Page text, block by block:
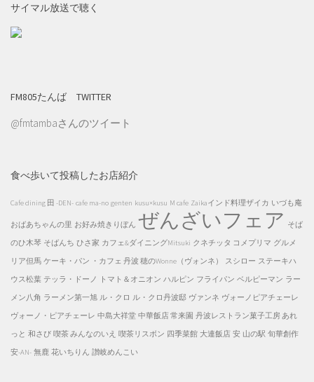
サイマル放送で聴く
FM805たんば TWITTER
@fmtambaさんのツイート
食べ歩いて投稿したお店紹介
Cafe dining 田 -DEN- cafe ma-no genten kusu×kusu M cafe Zaikaインド料理ザイカ いづも庵
おばあちゃんの里 お好み焼きりぼん ぜんざいフェア そば
のひ木琴 そばんち ひさ家 カフェ&ダイニングMitsuki クネチッタ コメプリマ グルメ
リア但馬 ケーキ・パン ・カフェ 丹波 穂のWonne（ヴォンネ） スシロー ステーキハ
ウス松葉 テッラ・ドーノ トマト＆オニオン ハルピン フライパン ベルピーマン ラー
メン八角 ラーメン第一旭 ル・クロ ル・クロ丹波邸 ヴァンネ ヴォーノピアチェーレ
ヴォーノ・ピアチェーレ 中島大祥堂 中華飯店 常来園 丹波レストラン菓子工房 あれ
っと 和さび 喫茶 みんなのいえ 喫茶リスボン 四季菜館 大連飯店 安 山の駅 旬華創作
安-AN- 無鹿 花いちりん 讃岐めんこい